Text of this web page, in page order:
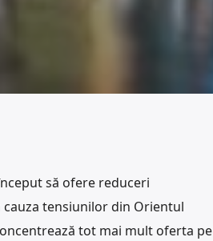
să ofere reduceri
tensiunilor din Orientul
tot mai mult oferta pe